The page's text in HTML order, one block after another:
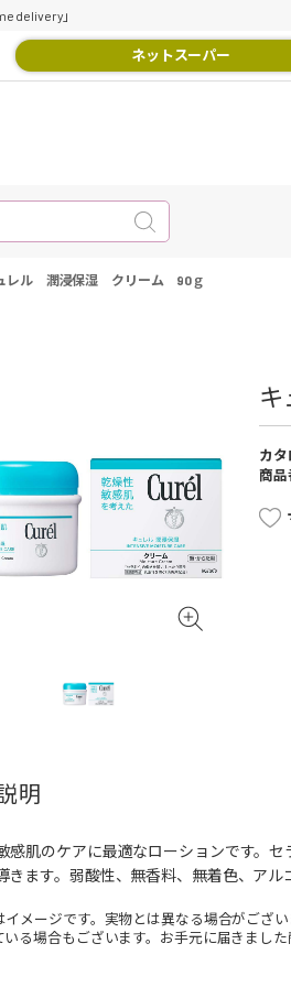
delivery」
ネットスーパー
レル 潤浸保湿 クリーム 90ｇ
カタ
商品
明
感肌のケアに最適なローションです。
きます。弱酸性、無香料、無着色、ア
メージです。実物とは異なる場合がござ
いる場合もございます。お手元に届きまし